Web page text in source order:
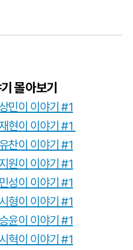
몰아보기
민이 이야기 #1
현이 이야기 #1
찬이 이야기 #1
원이 이야기 #1
성이 이야기 #1
형이 이야기 #1
윤이 이야기 #1
혁이 이야기 #1